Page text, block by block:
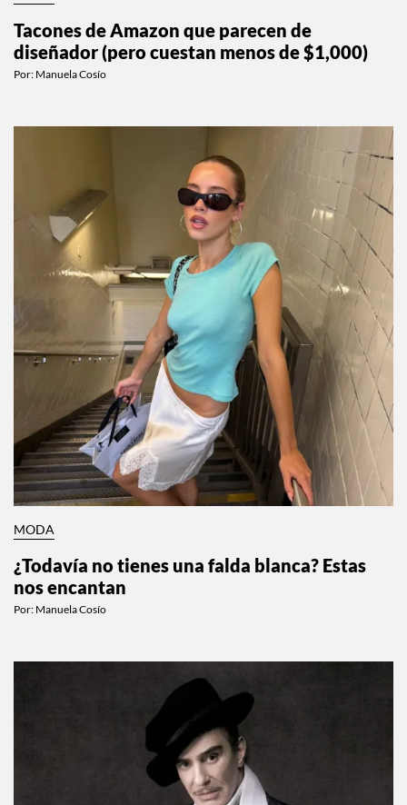
Tacones de Amazon que parecen de
diseñador (pero cuestan menos de $1,000)
Por: Manuela Cosío
MODA
¿Todavía no tienes una falda blanca? Estas
nos encantan
Por: Manuela Cosío